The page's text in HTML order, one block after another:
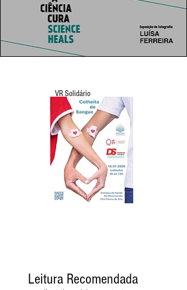
VR Solidário
Leitura Recomendada